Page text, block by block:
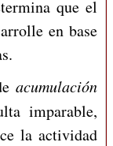
que el
en base
acumulación
imparable,
la actividad